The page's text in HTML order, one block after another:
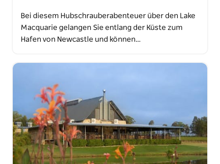
Bei diesem Hubschrauberabenteuer über den Lake
Macquarie gelangen Sie entlang der Küste zum
Hafen von Newcastle und können…